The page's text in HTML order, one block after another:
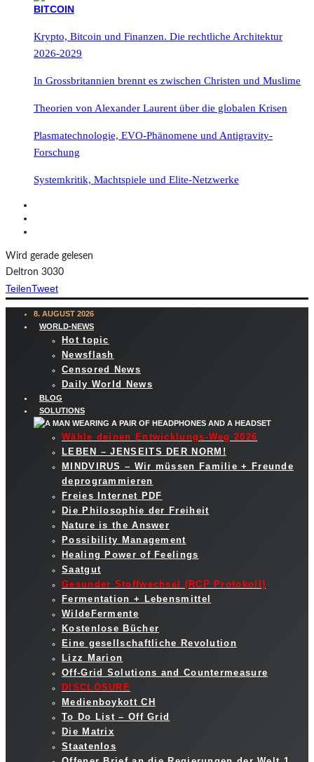
Krypto, Bitcoin und Finanzen. Die rechtliche Architektur
2026-2029
In Grossbritannien brennt es zwischen Christen und Muslime
Theorien von Alexander Laurent über die globalen Krisen
Plasmatechnologie, EVO-Phänomene und Antigravity-
Forschung
Systemkritik, Machtspiele und Elite-Netzwerke
Wird gerade gelesen
Deltron 3030
TeilenTweet
8. AUGUST 2026
WORLD-NEWS
Hot topic
Newsflash
Censored News
Daily World News
BLOG
SOLUTIONS
Wähle deinen Entwicklungs-Weg 2026
LEBEN – JENSEITS DER NORM!
MINDVIRUS – Wir müssen Familie + Freunde
deprogrammieren
Freies Internet PDF
Die Philosophie der Freiheit
Nature is the Answer
Possibility Management
Healing Power of Feelings
Saatgut
Gesunder Stoffwechsel (RCP Protokoll)
Fermentation + Lebensmittel
WildeFermente
Kostenlose Bücher
Eine gesellschaftliche Revolution
Lizz Marion
Off-Grid Solutions and Countermeasure
DISCLOSURE
Medienboykott CH
To Do List – Off Grid
Die Matrix
Staatenlos